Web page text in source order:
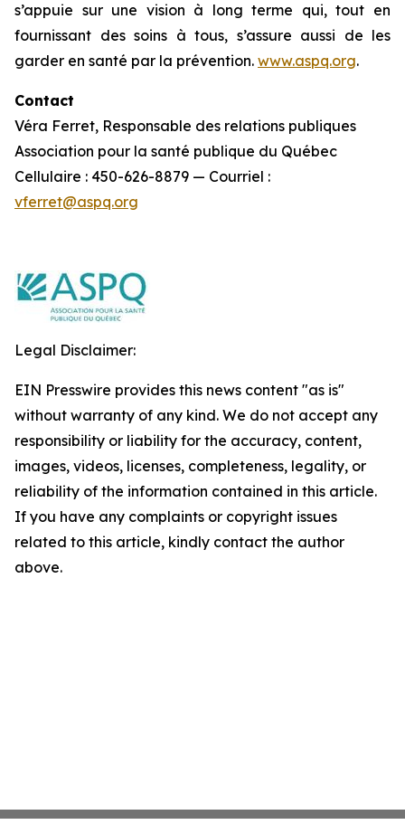
s’appuie sur une vision à long terme qui, tout en
fournissant des soins à tous, s’assure aussi de les
garder en santé par la prévention. www.aspq.org.
Contact
Véra Ferret, Responsable des relations publiques
Association pour la santé publique du Québec
Cellulaire : 450-626-8879 — Courriel :
vferret@aspq.org
Legal Disclaimer:
EIN Presswire provides this news content "as is"
without warranty of any kind. We do not accept any
responsibility or liability for the accuracy, content,
images, videos, licenses, completeness, legality, or
reliability of the information contained in this article.
If you have any complaints or copyright issues
related to this article, kindly contact the author
above.